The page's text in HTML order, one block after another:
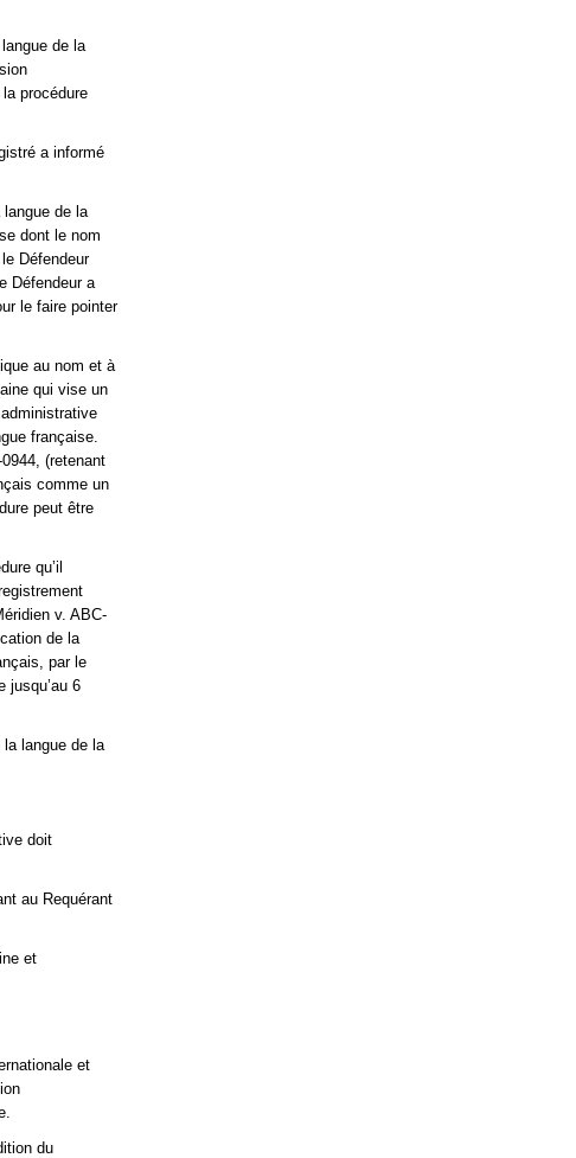
de la
procédure
a informé
de la
dont le nom
Défendeur
Défendeur a
le faire pointer
au nom et à
qui vise un
française.
(retenant
comme un
peut être
qu’il
v. ABC-
de la
par le
jusqu’au 6
langue de la
doit
au Requérant
et
et
du